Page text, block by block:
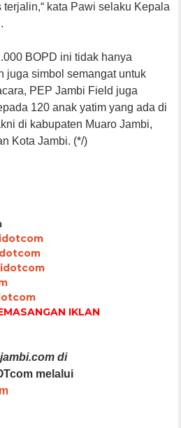
kata Pawi selaku Kepala
BOPD ini tidak hanya
juga simbol semangat untuk
PEP Jambi Field juga
120 anak yatim yang ada di
di kabupaten Muaro Jambi,
Kota Jambi. (*/)
IKLAN
di
melalui